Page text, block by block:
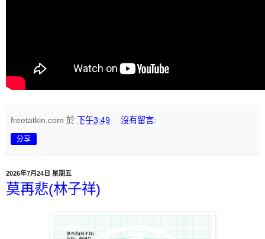
freetatkin.com 於 下午3:49 沒有留言:
分享
2026年7月24日 星期五
莫再悲(林子祥)